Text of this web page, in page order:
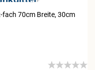
​fach 70cm Brei­te, 30cm